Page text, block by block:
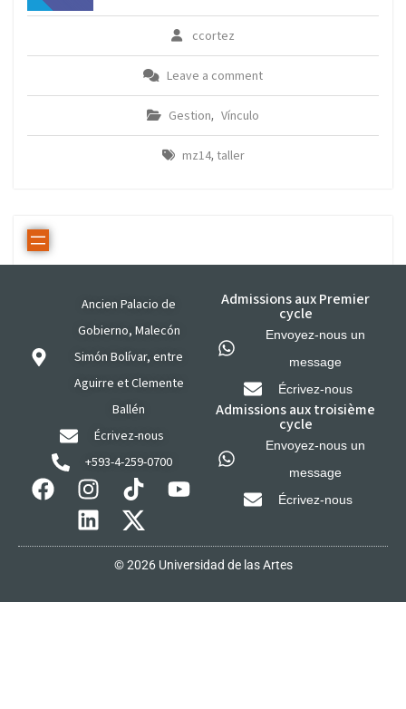
ccortez
Leave a comment
Gestion, Vínculo
mz14, taller
Ancien Palacio de
Gobierno, Malecón
Simón Bolívar, entre
Aguirre et Clemente
Ballén
Écrivez-nous
+593-4-259-0700
Admissions aux Premier
cycle
Envoyez-nous un
message
Écrivez-nous
Admissions aux troisième
cycle
Envoyez-nous un
message
Écrivez-nous
© 2026 Universidad de las Artes